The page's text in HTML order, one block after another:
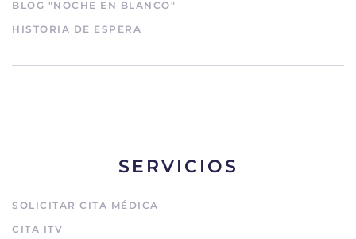
BLOG "NOCHE EN BLANCO"
HISTORIA DE ESPERA
SERVICIOS
SOLICITAR CITA MÉDICA
CITA ITV